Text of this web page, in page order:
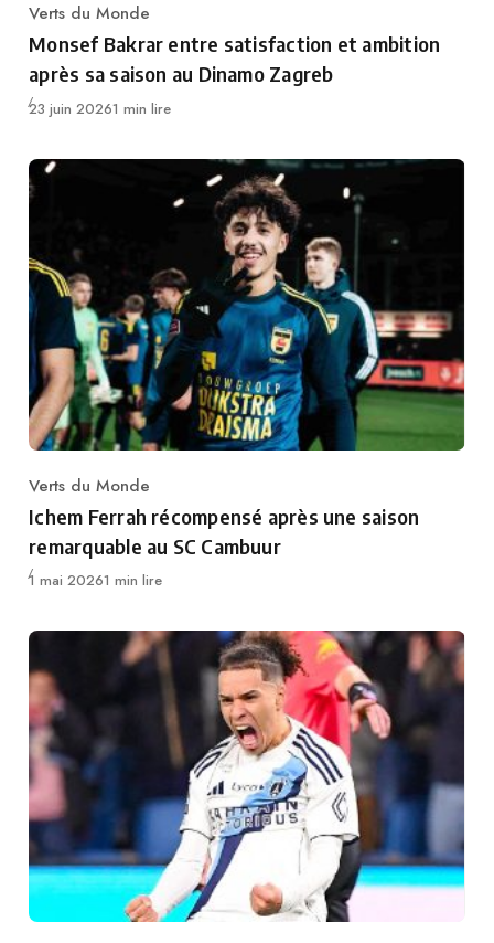
Category
Verts du Monde
Monsef Bakrar entre satisfaction et ambition
après sa saison au Dinamo Zagreb
Publié
23 juin 20261 min lire
Category
Verts du Monde
Ichem Ferrah récompensé après une saison
remarquable au SC Cambuur
Publié
1 mai 20261 min lire